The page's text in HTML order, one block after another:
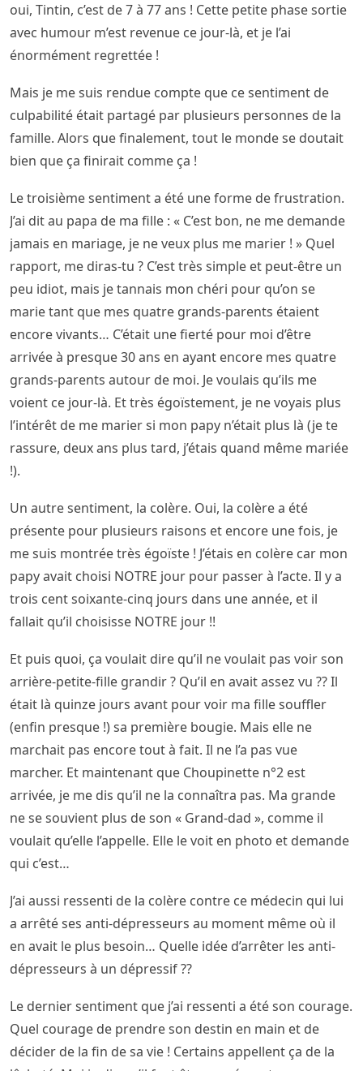
oui, Tintin, c’est de 7 à 77 ans ! Cette petite phase sortie
avec humour m’est revenue ce jour-là, et je l’ai
énormément regrettée !
Mais je me suis rendue compte que ce sentiment de
culpabilité était partagé par plusieurs personnes de la
famille. Alors que finalement, tout le monde se doutait
bien que ça finirait comme ça !
Le troisième sentiment a été une forme de frustration.
J’ai dit au papa de ma fille : « C’est bon, ne me demande
jamais en mariage, je ne veux plus me marier ! » Quel
rapport, me diras-tu ? C’est très simple et peut-être un
peu idiot, mais je tannais mon chéri pour qu’on se
marie tant que mes quatre grands-parents étaient
encore vivants… C’était une fierté pour moi d’être
arrivée à presque 30 ans en ayant encore mes quatre
grands-parents autour de moi. Je voulais qu’ils me
voient ce jour-là. Et très égoïstement, je ne voyais plus
l’intérêt de me marier si mon papy n’était plus là (je te
rassure, deux ans plus tard, j’étais quand même mariée
!).
Un autre sentiment, la colère. Oui, la colère a été
présente pour plusieurs raisons et encore une fois, je
me suis montrée très égoïste ! J’étais en colère car mon
papy avait choisi NOTRE jour pour passer à l’acte. Il y a
trois cent soixante-cinq jours dans une année, et il
fallait qu’il choisisse NOTRE jour !!
Et puis quoi, ça voulait dire qu’il ne voulait pas voir son
arrière-petite-fille grandir ? Qu’il en avait assez vu ?? Il
était là quinze jours avant pour voir ma fille souffler
(enfin presque !) sa première bougie. Mais elle ne
marchait pas encore tout à fait. Il ne l’a pas vue
marcher. Et maintenant que Choupinette n°2 est
arrivée, je me dis qu’il ne la connaîtra pas. Ma grande
ne se souvient plus de son « Grand-dad », comme il
voulait qu’elle l’appelle. Elle le voit en photo et demande
qui c’est…
J’ai aussi ressenti de la colère contre ce médecin qui lui
a arrêté ses anti-dépresseurs au moment même où il
en avait le plus besoin… Quelle idée d’arrêter les anti-
dépresseurs à un dépressif ??
Le dernier sentiment que j’ai ressenti a été son courage.
Quel courage de prendre son destin en main et de
décider de la fin de sa vie ! Certains appellent ça de la